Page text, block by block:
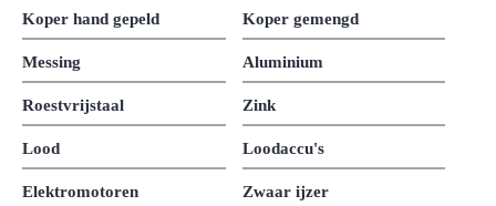
Koper hand gepeld Koper gemengd
Messing Aluminium
Roestvrijstaal Zink
Lood Loodaccu's
Elektromotoren Zwaar ijzer